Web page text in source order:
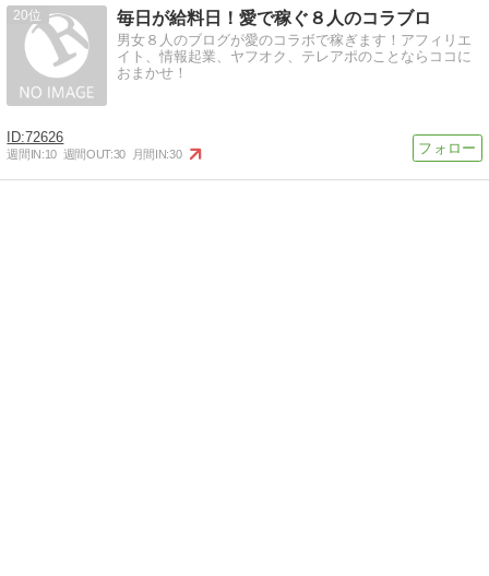
20 毎日が給料日！愛で稼ぐ８人のコラブロ
男女８人のブログが愛のコラボで稼ぎます！アフィリエ
イト、情報起業、ヤフオク、テレアポのことならココに
おまかせ！
72626
週間IN:10 週間OUT:30 月間IN:30